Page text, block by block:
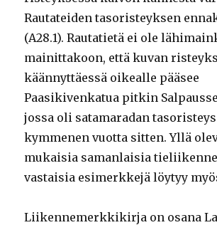
Rautateiden tasoristeyksen
(A28.1). Rautatietä ei ole
mainittakoon, että kuvan
käännyttäessä oikealle pääsee
Paasikivenkatua pitkin
jossa oli satamaradan
kymmenen vuotta sitten. Yllä
mukaisia samanlaisia
vastaisia esimerkkejä löytyy
Liikennemerkkikirja on osana